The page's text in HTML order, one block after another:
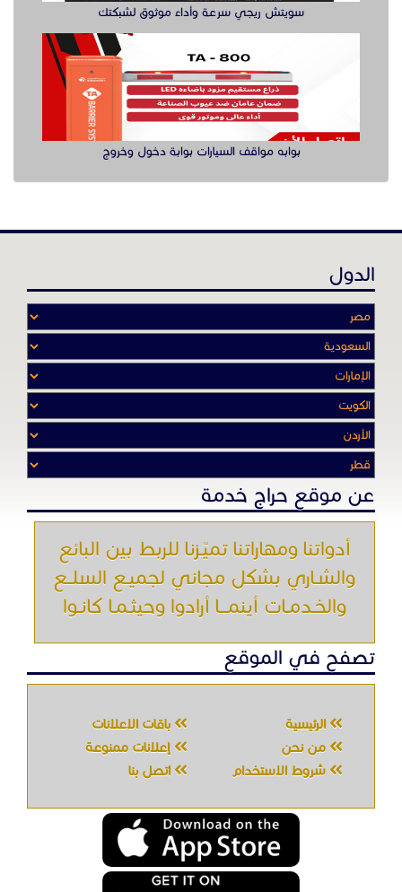
سويتش ريجي سرعة وأداء موثوق لشبكتك
بوابه مواقف السيارات بوابة دخول وخروج
الدول
عن موقع حراج خدمة
أدواتنا ومهاراتنا تميّـزنا للربط بين البائع
والشـاري بشكل مجاني لجميـع السلــع
والخـدمـات أينمـــا أرادوا وحيثـمـا كانـوا
تصفح في الموقع
الرئيسية
باقات الإعلانات
من نحن
إعلانات ممنوعة
شروط الاستخدام
اتصل بنا